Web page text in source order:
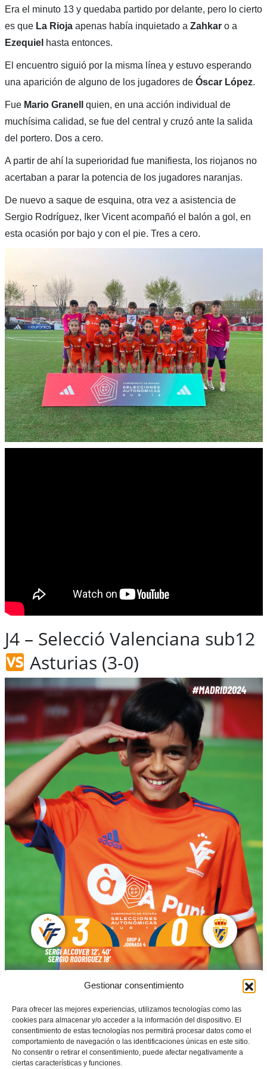
Gestionar consentimiento
Para ofrecer las mejores experiencias, utilizamos tecnologías como las
cookies para almacenar y/o acceder a la información del dispositivo. El
consentimiento de estas tecnologías nos permitirá procesar datos como el
comportamiento de navegación o las identificaciones únicas en este sitio.
No consentir o retirar el consentimiento, puede afectar negativamente a
ciertas características y funciones.
Era el minuto 13 y quedaba partido por delante, pero lo cierto
es queLa Riojaapenas había inquietado a Zahkaro a
Ezequiel hasta entonces.
El encuentro siguió por la misma línea y estuvo esperando
una aparición de alguno de los jugadores de Óscar López.
FueMario Granell quien, en una acción individual de
muchísima calidad, se fue del central y cruzó ante la salida
del portero. Dos a cero.
A partir de ahí la superioridad fue manifiesta, los riojanos no
acertaban a parar la potencia de los jugadores naranjas.
De nuevo a saque de esquina, otra vez a asistencia de
Sergio Rodríguez, Iker Vicent acompañó el balón a gol, en
esta ocasión por bajo y con el pie. Tres a cero.
J4 – Selecció Valenciana sub12
Asturias (3-0)
LaSelecció Valencianavenció en su partido de la mañana
frente aAsturiascon mucha claridad y se clasificó para
jugar los cuartos de final tras haber ganado todos los
partidos de su grupo y no haber encajado ni un solo gol.